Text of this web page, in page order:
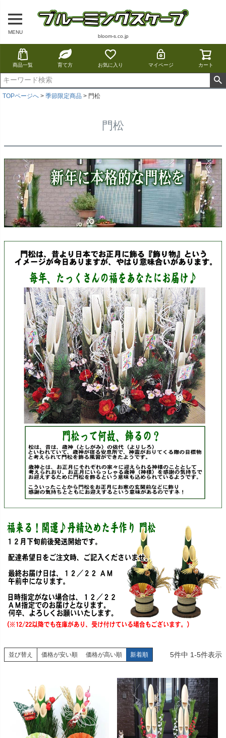
MENU
bloom-s.co.jp
商品一覧 育て方 お気に入り マイページ カート
TOPページへ 季節限定商品 門松
門松
並び替え 価格が安い順 価格が高い順 新着順 5件中 1-5件表示